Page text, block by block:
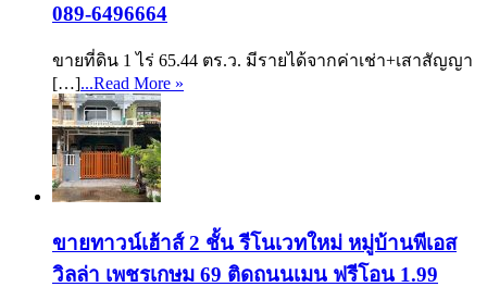
089-6496664
ขายที่ดิน 1 ไร่ 65.44 ตร.ว. มีรายได้จากค่าเช่า+เสาสัญญา
[…]...Read More »
ขายทาวน์เฮ้าส์ 2 ชั้น รีโนเวทใหม่ หมู่บ้านพีเอส
วิลล่า เพชรเกษม 69 ติดถนนเมน ฟรีโอน 1.99